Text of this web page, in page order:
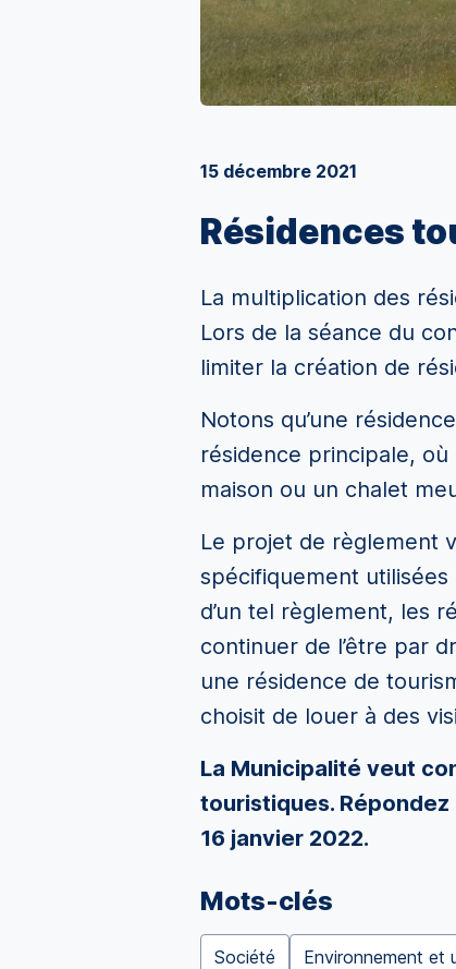
15 décembre 2021
Résidences
La multiplication des
Lors de la séance du
limiter la création de
Notons qu’une
résidence principale,
maison ou un chalet
Le projet de règlement
spécifiquement utilisées
d’un tel règlement, les
continuer de l’être par
une résidence de
choisit de louer à des
La Municipalité veut
touristiques. Répondez
16 janvier 2022.
Mots-clés
Société Environnement et